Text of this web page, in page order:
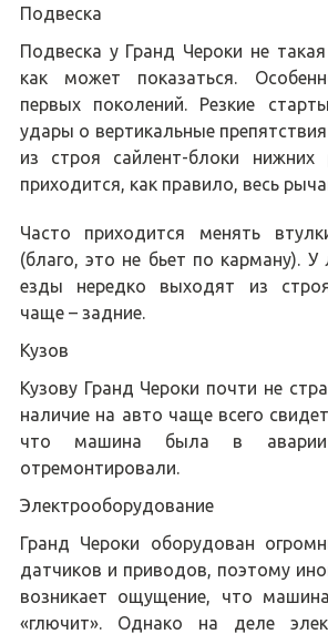
Подвеска
Подвеска у Гранд Чероки не
как может показаться.
первых поколений. Резкие
удары о вертикальные
из строя сайлент-блоки нижних
приходится, как правило, весь
Часто приходится менять
(благо, это не бьет по карману). У
езды нередко выходят из
чаще – задние.
Кузов
Кузову Гранд Чероки почти не
наличие на авто чаще всего
что машина была в
отремонтировали.
Электрооборудование
Гранд Чероки оборудован
датчиков и приводов, поэтому
возникает ощущение, что
«глючит». Однако на деле